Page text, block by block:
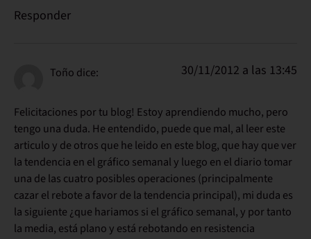
Responder
Toño dice: 30/11/2012 a las 13:45
Felicitaciones por tu blog! Estoy aprendiendo mucho, pero
tengo una duda. He entendido, puede que mal, al leer este
articulo y de otros que he leido en este blog, que hay que ver
la tendencia en el gráfico semanal y luego en el diario tomar
una de las cuatro posibles operaciones (principalmente
cazar el rebote a favor de la tendencia principal), mi duda es
la siguiente ¿que hariamos si el gráfico semanal, y por tanto
la media, está plano y está rebotando en resistencia